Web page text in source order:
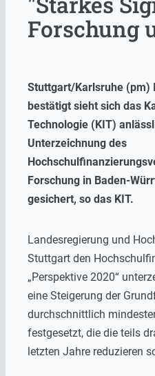
Forschung
Stuttgart/Karlsruhe (pm)
bestätigt sieht sich das
Technologie (KIT)
Unterzeichnung des
Forschung in Baden-
gesichert, so das KIT.
Landesregierung und
Stuttgart den
„Perspektive 2020“
eine Steigerung der
durchschnittlich
festgesetzt, die die teils
letzten Jahre reduzieren